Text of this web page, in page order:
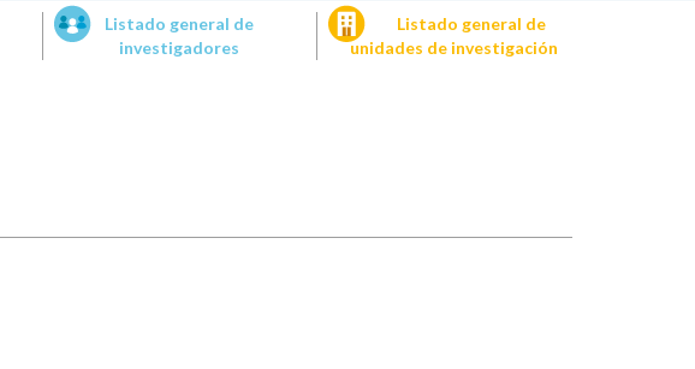
Listado general de
investigadores
Listado general de
unidades de investigación